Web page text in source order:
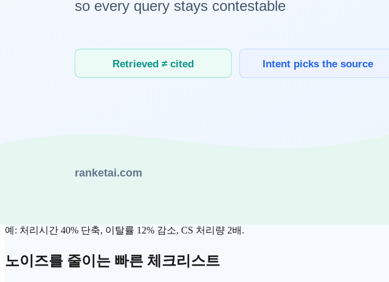
트렌드의 핵심은 "새 기능"이 아니라 "업무 단계가 줄어드는가"입니다.
3. 규제와 보안이 제품 설계를 강제하는가
개인정보, 저작권, 책임 추적 요구가 강화되면 기술 선택지가 좁아집니다.
예: 처리시간 40% 단축, 이탈률 12% 감소, CS 처리량 2배.
노이즈를 줄이는 빠른 체크리스트